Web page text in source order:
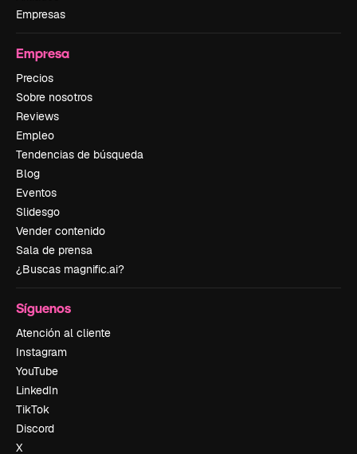
Empresas
Empresa
Precios
Sobre nosotros
Reviews
Empleo
Tendencias de búsqueda
Blog
Eventos
Slidesgo
Vender contenido
Sala de prensa
¿Buscas magnific.ai?
Síguenos
Atención al cliente
Instagram
YouTube
LinkedIn
TikTok
Discord
X